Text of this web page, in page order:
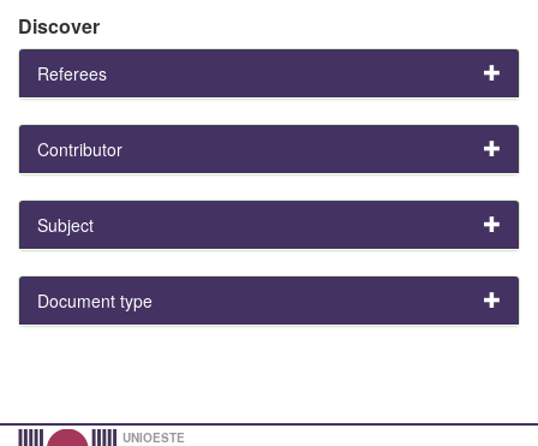
Discover
Referees
Contributor
Subject
Document type
UNIOESTE